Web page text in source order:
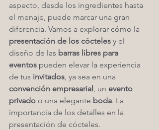
aspecto, desde los ingredientes hasta
el menaje, puede marcar una gran
diferencia. Vamos a explorar cómo la
presentación de los cócteles y el
diseño de las barras libres para
eventos pueden elevar la experiencia
de tus invitados, ya sea en una
convención empresarial, un evento
privado o una elegante boda. La
importancia de los detalles en la
presentación de cócteles.